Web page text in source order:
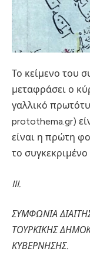
Το κείμενο του
μεταφράσει ο
γαλλικό
protothema.gr)
είναι η πρώτη
το συγκεκριμένο
III.
ΣΥΜΦΩΝΙΑ
ΤΟΥΡΚΙΚΗΣ
ΚΥΒΕΡΝΗΣΗΣ.